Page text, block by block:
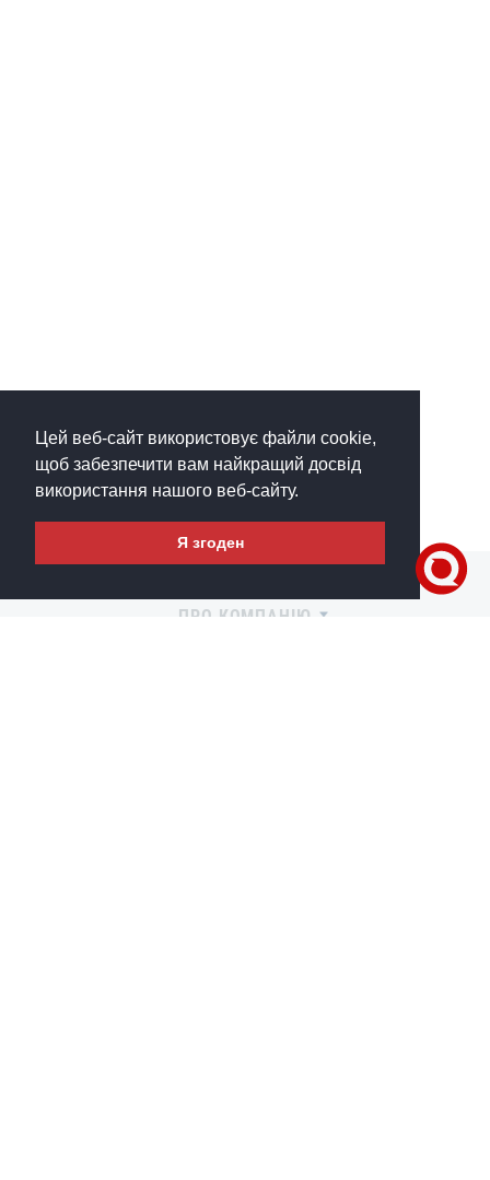
Цей веб-сайт використовує файли cookie,
щоб забезпечити вам найкращий досвід
використання нашого веб-сайту.
Я згоден
ПРО КОМПАНІЮ
Написати менеджеру